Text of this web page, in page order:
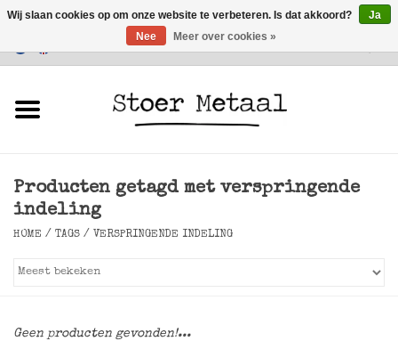
Klantenservice
Verlichting
Accessoires
Producten getagd met verspringende
indeling
HOME / TAGS / VERSPRINGENDE INDELING
Geen producten gevonden!...
Wij slaan cookies op om onze website te verbeteren. Is dat akkoord?
Ja
Nee
Meer over cookies »